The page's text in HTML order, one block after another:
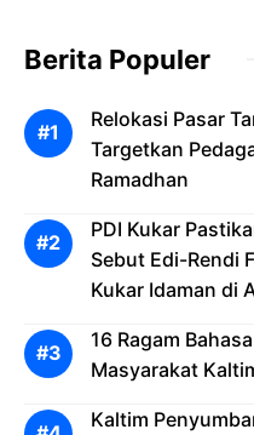
Berita Populer
Relokasi Pasar
Targetkan
Ramadhan
PDI Kukar
Sebut Edi-Rendi
Kukar Idaman di
16 Ragam
Masyarakat
Kaltim